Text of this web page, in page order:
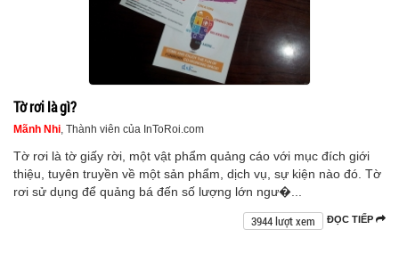
Tờ rơi là gì?
Mãnh Nhi , Thành viên của InToRoi.com
Tờ rơi là tờ giấy rời, một vật phẩm quảng cáo với mục đích giới
thiệu, tuyên truyền về một sản phẩm, dịch vụ, sự kiện nào đó. Tờ
rơi sử dụng để quảng bá đến số lượng lớn ngư�...
ĐỌC TIẾP
3944 lượt xem